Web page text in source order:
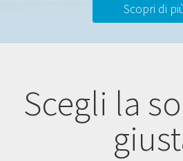
Scopri di
Scegli la